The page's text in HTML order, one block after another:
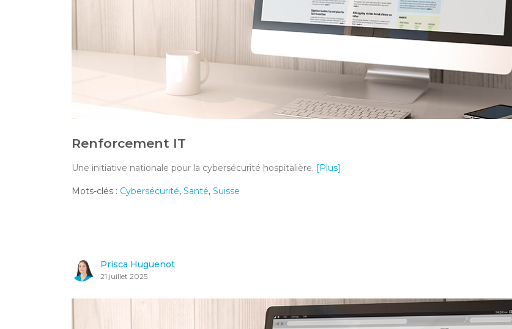
Renforcement IT
Une initiative nationale pour la cybersécurité hospitalière. [Plus]
Mots-clés : Cybersécurité, Santé, Suisse
Prisca Huguenot
21 juillet 2025